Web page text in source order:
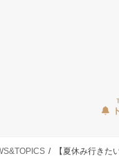
【夏休み行きた